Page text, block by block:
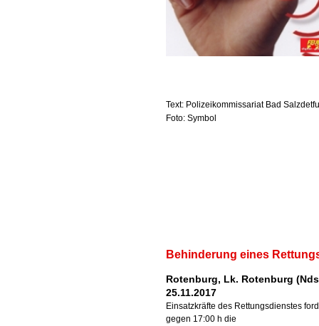
Text: Polizeikommissariat Bad
Foto: Symbol
Behinderung eines
Rotenburg, Lk. Rotenburg
25.11.2017
Einsatzkräfte des Rettungsdienstes
gegen 17:00 h die